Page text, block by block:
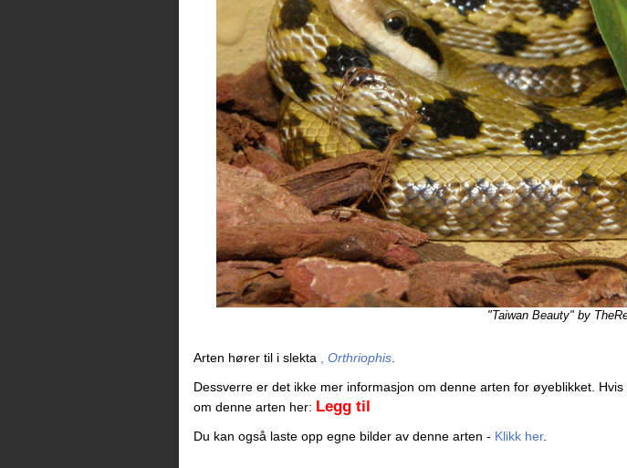
"Taiwan Beauty" by
Arten hører til i slekta Orthriophis
Dessverre er det ikke mer informasjon om denne arten for øyeblikket.
om denne arten her: Legg til
Du kan også laste opp egne bilder av denne arten - Klikk her.